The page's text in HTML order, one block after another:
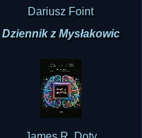
Dziennik z Mysłakowic
James R. Doty
Magia umysłu